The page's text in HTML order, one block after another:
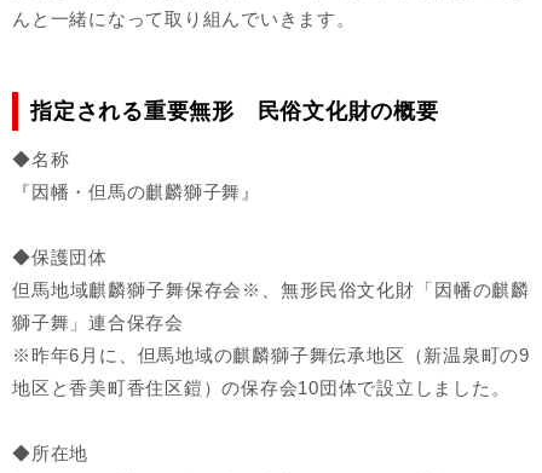
んと一緒になって取り組んでいきます。
指定される重要無形 民俗文化財の概要
◆名称
『因幡・但馬の麒麟獅子舞』
◆保護団体
但馬地域麒麟獅子舞保存会※、無形民俗文化財「因幡の麒麟
獅子舞」連合保存会
※昨年6月に、但馬地域の麒麟獅子舞伝承地区（新温泉町の9
地区と香美町香住区鎧）の保存会10団体で設立しました。
◆所在地